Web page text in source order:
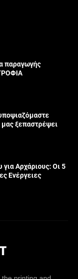
παραγωγής
μας ξεπαστρέψει
Αρχάριους: Οι 5
Ενέργειες